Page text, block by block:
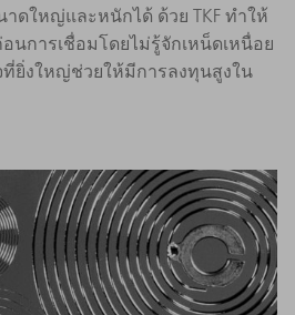
ดใหญ่และหนักได้ ด้วย TKF ทำให้
นการเชื่อมโดยไม่รู้จักเหน็ดเหนื่อย
ที่ยิ่งใหญ่ช่วยให้มีการลงทุนสูงใน